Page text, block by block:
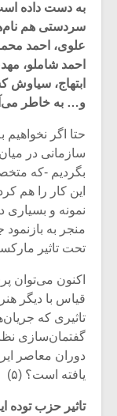
به دست داده
سردستی هم
علوی، احمد
احمد شاملو،
ابتهاج، سیاوش
و… به خاطر
حتا اگر نخواهیم
سازمانی در
بگردیم -که
این کار را هم
نمونه و بسیاری
منجر به
تحت تاثیر
اکنون می‌توان
قیاس با دیگر
تاثیری که
گفتمان‌سازی
دوران معاصر
یافته است؟ (۵)